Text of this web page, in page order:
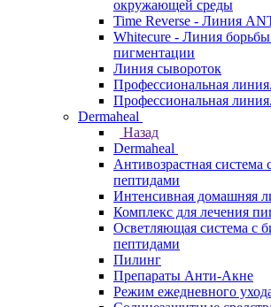
окружающей среды
Time Reverse - Линия
Whitecure - Линия
пигментации
Линия сывороток
Профессиональная
Профессиональная
Dermaheal
Назад
Dermaheal
Антивозрастная система
пептидами
Интенсивная домашняя
Комплекс для лечения
Осветляющая система с
пептидами
Пилинг
Препараты Анти-Акне
Режим ежедневного